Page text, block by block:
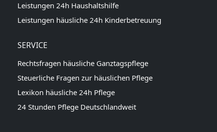
Leistungen 24h Haushaltshilfe
Leistungen häusliche 24h Kinderbetreuung
SERVICE
Rechtsfragen häusliche Ganztagspflege
Steuerliche Fragen zur häuslichen Pflege
Lexikon häusliche 24h Pflege
24 Stunden Pflege Deutschlandweit